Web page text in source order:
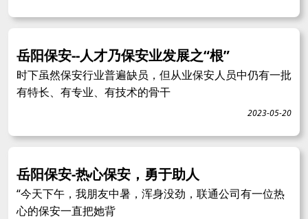
岳阳保安--人才乃保安业发展之“根”
时下虽然保安行业普遍缺员，但从业保安人员中仍有一批
有特长、有专业、有技术的骨干
2023-05-20
岳阳保安-热心保安，勇于助人
“今天下午，我朋友中暑，浑身没劲，联通公司有一位热
心的保安一直把她背